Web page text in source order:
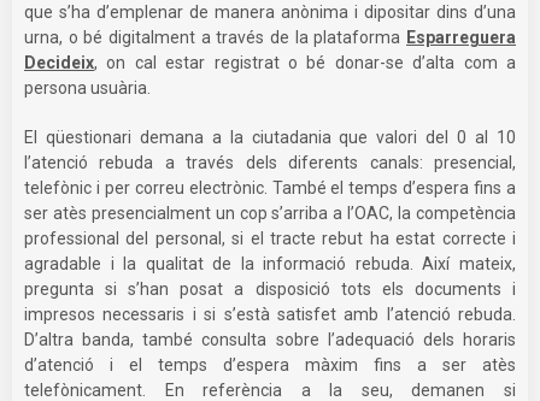
que s’ha d’emplenar de manera anònima i dipositar dins d’una
urna, o bé digitalment a través de la plataforma Esparreguera
Decideix, on cal estar registrat o bé donar-se d’alta com a
persona usuària.
El qüestionari demana a la ciutadania que valori del 0 al 10
l’atenció rebuda a través dels diferents canals: presencial,
telefònic i per correu electrònic. També el temps d’espera fins a
ser atès presencialment un cop s’arriba a l’OAC, la competència
professional del personal, si el tracte rebut ha estat correcte i
agradable i la qualitat de la informació rebuda. Així mateix,
pregunta si s’han posat a disposició tots els documents i
impresos necessaris i si s’està satisfet amb l’atenció rebuda.
D’altra banda, també consulta sobre l’adequació dels horaris
d’atenció i el temps d’espera màxim fins a ser atès
telefònicament. En referència a la seu, demanen si